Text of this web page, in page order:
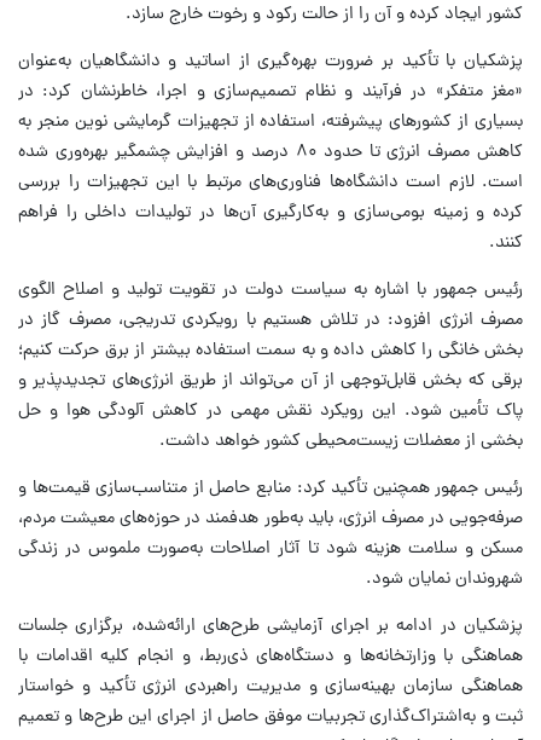
کشور ایجاد کرده و آن را از حالت رکود و رخوت خارج سازد.
پزشکیان با تأکید بر ضرورت بهره‌گیری از اساتید و دانشگاهیان به‌عنوان
«مغز متفکر» در فرآیند و نظام تصمیم‌سازی و اجرا، خاطرنشان کرد: در
بسیاری از کشورهای پیشرفته، استفاده از تجهیزات گرمایشی نوین منجر به
کاهش مصرف انرژی تا حدود ۸۰ درصد و افزایش چشمگیر بهره‌وری شده
است. لازم است دانشگاه‌ها فناوری‌های مرتبط با این تجهیزات را بررسی
کرده و زمینه بومی‌سازی و به‌کارگیری آن‌ها در تولیدات داخلی را فراهم
کنند.
رئیس جمهور با اشاره به سیاست دولت در تقویت تولید و اصلاح الگوی
مصرف انرژی افزود: در تلاش هستیم با رویکردی تدریجی، مصرف گاز در
بخش خانگی را کاهش داده و به سمت استفاده بیشتر از برق حرکت کنیم؛
برقی که بخش قابل‌توجهی از آن می‌تواند از طریق انرژی‌های تجدیدپذیر و
پاک تأمین شود. این رویکرد نقش مهمی در کاهش آلودگی هوا و حل
بخشی از معضلات زیست‌محیطی کشور خواهد داشت.
رئیس جمهور همچنین تأکید کرد: منابع حاصل از متناسب‌سازی قیمت‌ها و
صرفه‌جویی در مصرف انرژی، باید به‌طور هدفمند در حوزه‌های معیشت مردم،
مسکن و سلامت هزینه شود تا آثار اصلاحات به‌صورت ملموس در زندگی
شهروندان نمایان شود.
پزشکیان در ادامه بر اجرای آزمایشی طرح‌های ارائه‌شده، برگزاری جلسات
هماهنگی با وزارتخانه‌ها و دستگاه‌های ذی‌ربط، و انجام کلیه اقدامات با
هماهنگی سازمان بهینه‌سازی و مدیریت راهبردی انرژی تأکید و خواستار
ثبت و به‌اشتراک‌گذاری تجربیات موفق حاصل از اجرای این طرح‌ها و تعمیم